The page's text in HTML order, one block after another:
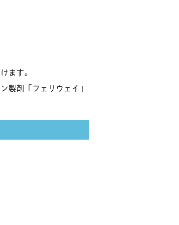
ます。
製剤「フェリウェイ」